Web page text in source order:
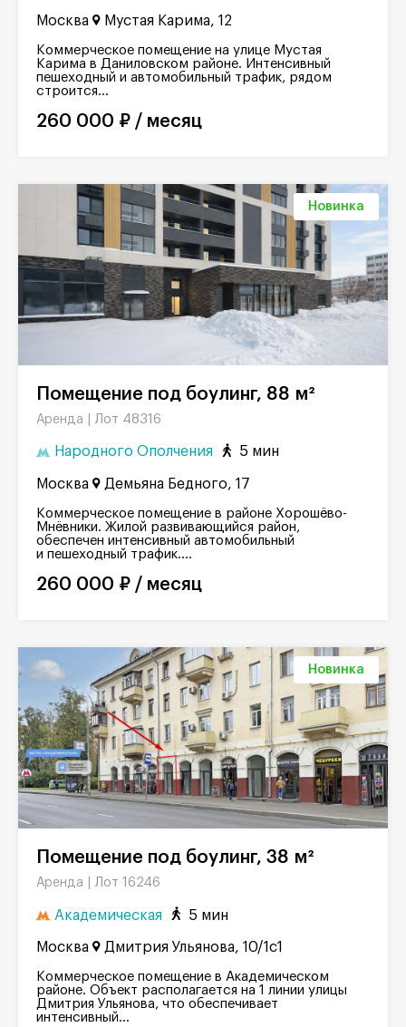
Москва Мустая Карима, 12
Коммерческое помещение на улице Мустая
Карима в Даниловском районе. Интенсивный
пешеходный и автомобильный трафик, рядом
строится...
260 000 ₽ / месяц
Новинка
Помещение под боулинг, 88 м²
Аренда | Лот 48316
Народного Ополчения 5 мин
Москва Демьяна Бедного, 17
Коммерческое помещение в районе Хорошёво-
Мнёвники. Жилой развивающийся район,
обеспечен интенсивный автомобильный
и пешеходный трафик....
260 000 ₽ / месяц
Новинка
Помещение под боулинг, 38 м²
Аренда | Лот 16246
Академическая 5 мин
Москва Дмитрия Ульянова, 10/1с1
Коммерческое помещение в Академическом
районе. Объект располагается на 1 линии улицы
Дмитрия Ульянова, что обеспечивает
интенсивный...